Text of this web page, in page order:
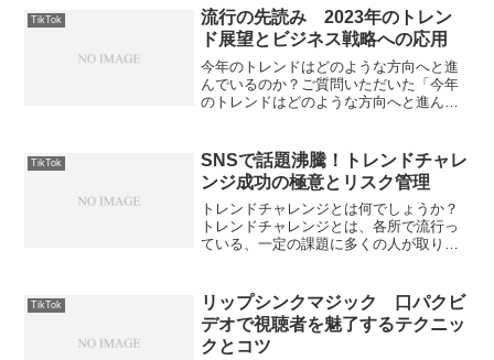
の種類のフィルターを指すことが一般的
です。しかし、ここで言及...
TikTok
流行の先読み 2023年のトレン
ド展望とビジネス戦略への応用
今年のトレンドはどのような方向へと進
んでいるのか？ご質問いただいた「今年
のトレンドはどのような方向へと進んで
ため、一般的な情報をもとに現在観測さ
れるトレンドを幾つか挙げ...
TikTok
SNSで話題沸騰！トレンドチャレ
ンジ成功の極意とリスク管理
トレンドチャレンジとは何でしょうか？
トレンドチャレンジとは、各所で流行っ
ている、一定の課題に多くの人が取り組
化し、広がっています。トレンドチャレ
ンジの背後には、人間の模...
TikTok
リップシンクマジック 口パクビ
デオで視聴者を魅了するテクニッ
クとコツ